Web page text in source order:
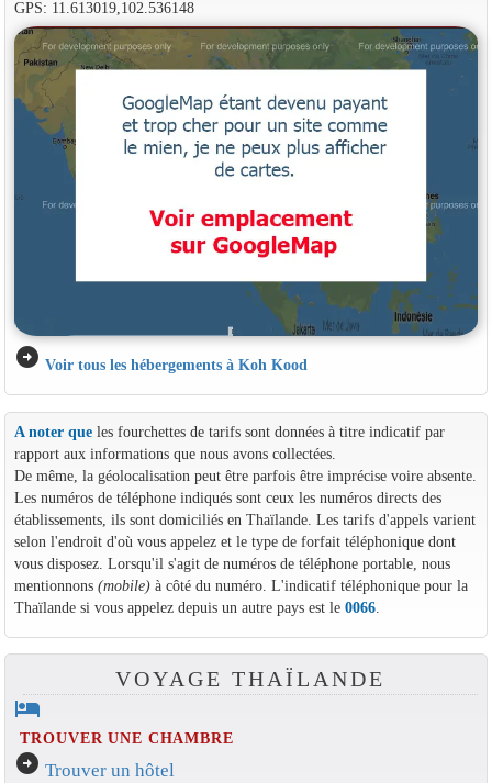
GPS: 11.613019,102.536148
arrow_circle_right Voir tous les hébergements à Koh Kood
A noter queles fourchettes de tarifs sont données à titre indicatif par
rapport aux informations que nous avons collectées.
De même, la géolocalisation peut être parfois être imprécise voire absente.
Les numéros de téléphone indiqués sont ceux les numéros directs des
établissements, ils sont domiciliés en Thaïlande. Les tarifs d'appels varient
selon l'endroit d'où vous appelez et le type de forfait téléphonique dont
vous disposez. Lorsqu'il s'agit de numéros de téléphone portable, nous
mentionnons (mobile)à côté du numéro. L'indicatif téléphonique pour la
Thaïlande si vous appelez depuis un autre pays est le 0066.
VOYAGE THAÏLANDE
hotel
TROUVER UNE CHAMBRE
arrow_circle_right Trouver un hôtel